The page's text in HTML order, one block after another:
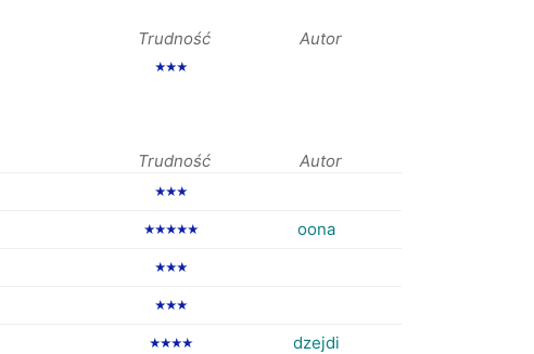
Trudność Autor
★★★
Trudność Autor
★★★
★★★★★ oona
★★★
★★★
★★★★ dzejdi